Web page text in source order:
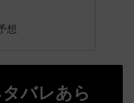
想
タバレあら